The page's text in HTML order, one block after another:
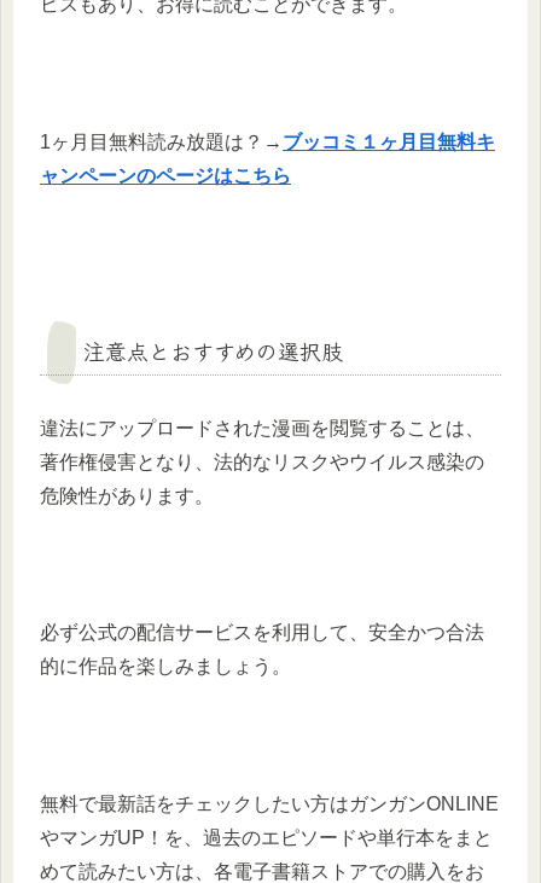
ビスもあり、お得に読むことができます。
1ヶ月目無料読み放題は？→ ブッコミ１ヶ月目無料キ
ャンペーンのページはこちら
注意点とおすすめの選択肢
違法にアップロードされた漫画を閲覧することは、
著作権侵害となり、法的なリスクやウイルス感染の
危険性があります。
必ず公式の配信サービスを利用して、安全かつ合法
的に作品を楽しみましょう。
無料で最新話をチェックしたい方はガンガンONLINE
やマンガUP！を、過去のエピソードや単行本をまと
めて読みたい方は、各電子書籍ストアでの購入をお